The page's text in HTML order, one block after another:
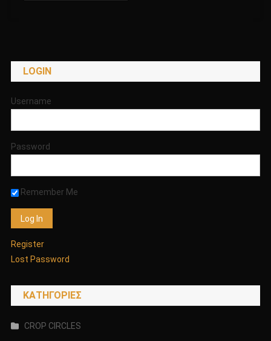
ΜΙΑ
ΣΤΗΝ
ΤΟ
ΜΕΧΡΙ
LOGIN
Username
Password
Remember Me
Register
Lost Password
KΑΤΗΓΟΡΊΕΣ
CROP CIRCLES